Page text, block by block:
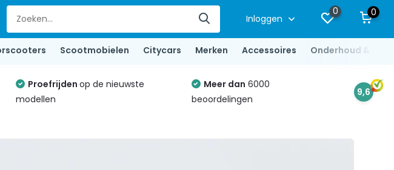
Inloggen
0 0
Scootmobielen Citycars Merken Accessoires Onderhoud &
Proefrijdenop de nieuwste
modellen
Meer dan 6000
beoordelingen
9,6